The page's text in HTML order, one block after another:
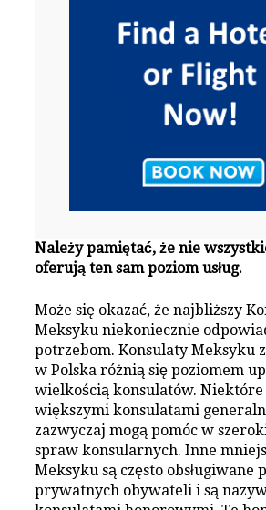
Należy pamiętać, że nie
oferują ten sam poziom usług.
Może się okazać, że najbliższy
Meksyku niekoniecznie
potrzebom. Konsulaty Meksyku
w Polska różnią się poziomem
wielkością konsulatów. Niektóre
większymi konsulatami
zazwyczaj mogą pomóc w
spraw konsularnych. Inne
Meksyku są często obsługiwane
prywatnych obywateli i są